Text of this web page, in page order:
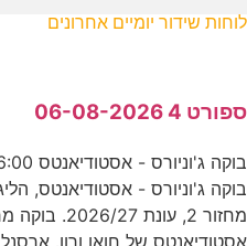
לוחות שידור יומיים אחרונים
ספורט 4 06-08-2026
בוקה ג'וניורס - אסטודיאנטס,
מחזור 2,
אסטודיאנטס של חואן ורון.